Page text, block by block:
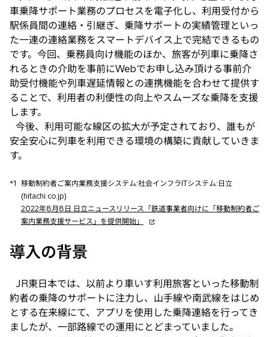
車乗降サポート業務のプロセスを電子化し、利用受付から
駅係員間の連絡・引継ぎ、乗降サポートの実績管理といっ
た一連の連絡業務をスマートデバイス上で完結できるもの
です。今回、乗務員向け機能のほか、旅客が列車に乗降さ
れるときの介助を事前にWebでお申し込み頂ける事前介
助受付機能や列車遅延情報との連携機能を合わせて提供す
ることで、利用者の利便性の向上やスムーズな乗降を支援
します。
今後、利用可能な線区の拡大が予定されており、誰もが
安全安心に列車を利用できる環境の構築に貢献していきま
す。
*1 移動制約者ご案内業務支援システム:社会インフラITシステム:日立
(hitachi.co.jp)
2022年8月8日 日立ニュースリリース「鉄道事業者向けに「移動制約者ご
案内業務支援サービス」を提供開始」
新
で
く
導入の背景
JR東日本では、以前より車いす利用旅客といった移動制
約者の乗降のサポートに注力し、山手線や南武線をはじめ
とする在来線にて、アプリを使用した乗降連絡を行ってき
ましたが、一部路線での運用にとどまっていました。